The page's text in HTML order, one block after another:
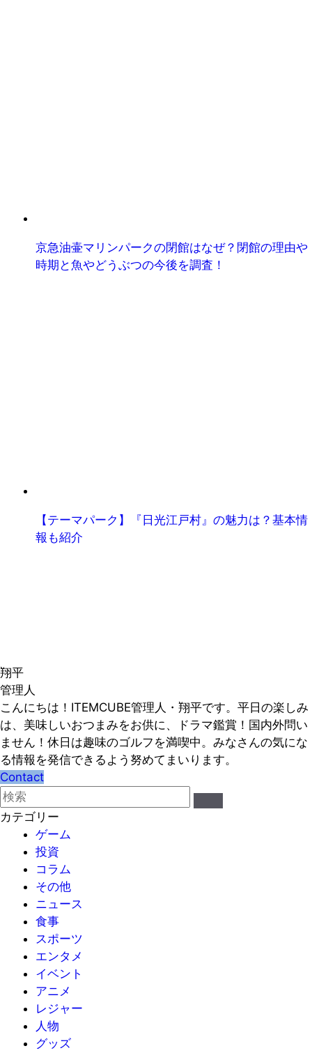
京急油壷マリンパークの閉館はなぜ？閉館の理由や
時期と魚やどうぶつの今後を調査！
【テーマパーク】『日光江戸村』の魅力は？基本情
報も紹介
翔平
管理人
こんにちは！ITEMCUBE管理人・翔平です。平日の楽しみ
は、美味しいおつまみをお供に、ドラマ鑑賞！国内外問い
ません！休日は趣味のゴルフを満喫中。みなさんの気にな
る情報を発信できるよう努めてまいります。
Contact
カテゴリー
ゲーム
投資
コラム
その他
ニュース
食事
スポーツ
エンタメ
イベント
アニメ
レジャー
人物
グッズ